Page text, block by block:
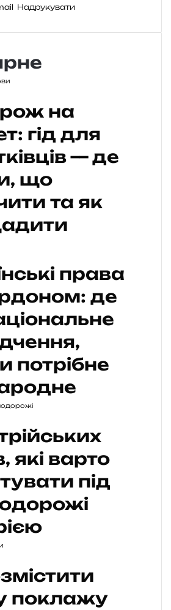
Надрукувати
на
гід для
— де
що
та як
права
де
потрібне
які варто
під
поклажу